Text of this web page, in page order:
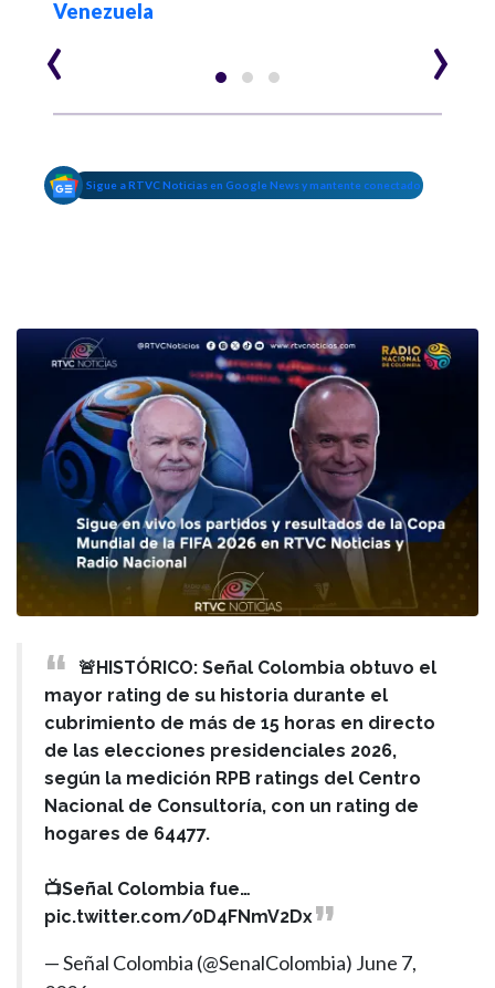
Venezuela
‹ ›
Sigue a RTVC Noticias en Google News y mantente conectado
🚨HISTÓRICO: Señal Colombia obtuvo el
mayor rating de su historia durante el
cubrimiento de más de 15 horas en directo
de las elecciones presidenciales 2026,
según la medición RPB ratings del Centro
Nacional de Consultoría, con un rating de
hogares de 64477.
📺Señal Colombia fue…
pic.twitter.com/0D4FNmV2Dx
— Señal Colombia (@SenalColombia) June 7,